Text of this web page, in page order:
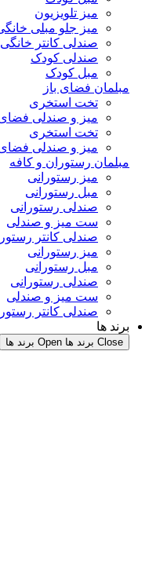
میز تلویزیون
میز جلو مبلی خانگی
صندلی کانتر خانگی
صندلی کودک
مبل کودک
فضای باز
تخت استخری
میز و صندلی فضای باز
تخت استخری
میز و صندلی فضای باز
رستوران و کافه
میز رستورانی
مبل رستورانی
صندلی رستورانی
ست میز و صندلی
صندلی کانتر رستورانی
میز رستورانی
مبل رستورانی
صندلی رستورانی
ست میز و صندلی
صندلی کانتر رستورانی
Open برند ها